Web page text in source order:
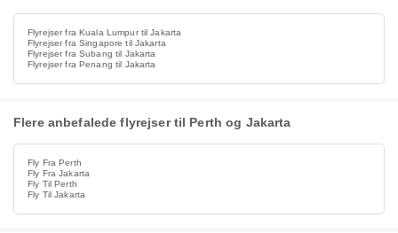
Flyrejser fra Kuala Lumpur til Jakarta
Flyrejser fra Singapore til Jakarta
Flyrejser fra Subang til Jakarta
Flyrejser fra Penang til Jakarta
Flere anbefalede flyrejser til Perth og Jakarta
Fly Fra Perth
Fly Fra Jakarta
Fly Til Perth
Fly Til Jakarta